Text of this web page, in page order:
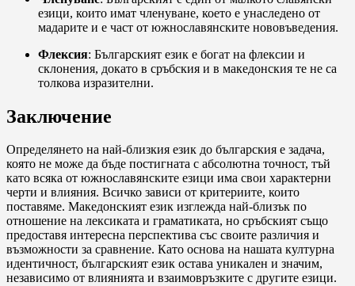
езици, които имат членуване, което е унаследено от
мадарите и е част от южнославянските нововъведения.
Флексия: Българският език е богат на флексии и
склонения, докато в сръбския и в македонския те не са
толкова изразителни.
Заключение
Определянето на най-близкия език до българския е задача,
която не може да бъде постигната с абсолютна точност, тъй
като всяка от южнославянските езици има свои характерни
черти и влияния. Всичко зависи от критериите, които
поставяме. Македонският език изглежда най-близък по
отношение на лексиката и граматиката, но сръбският също
предоставя интересна перспектива със своите различия и
възможности за сравнение. Като основа на нашата културна
идентичност, българският език остава уникален и значим,
независимо от влиянията и взаимовръзките с другите езици.